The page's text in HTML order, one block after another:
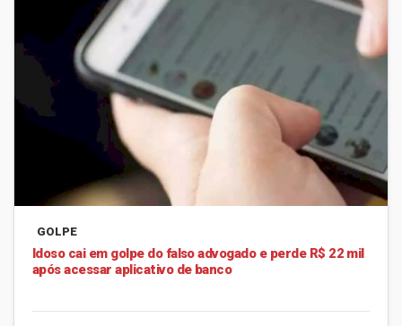
GOLPE
Idoso cai em golpe do falso advogado e perde R$ 22 mil
após acessar aplicativo de banco